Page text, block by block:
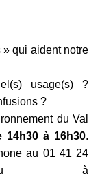
qui aident notre
usage(s) ?
?
du Val
14h30 à 16h30.
au 01 41 24
à